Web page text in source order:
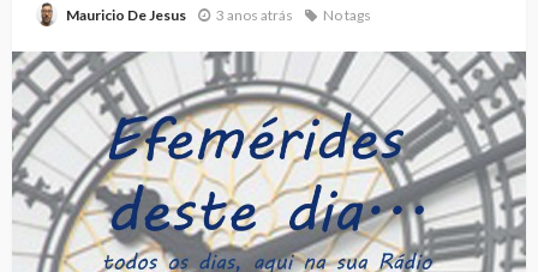
Mauricio De Jesus 3 anos atrás No tags